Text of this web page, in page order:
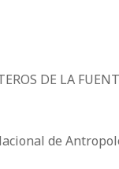
DE LA
de